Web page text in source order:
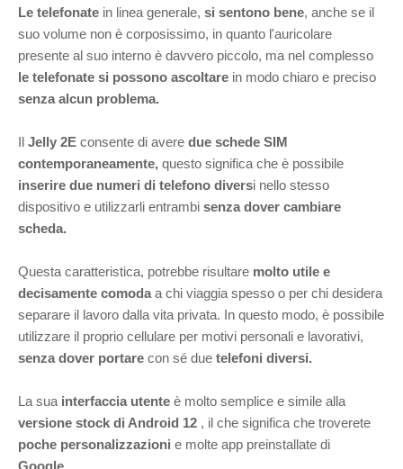
Le telefonate in linea generale, si sentono bene, anche se il
suo volume non è corposissimo, in quanto l'auricolare
presente al suo interno è davvero piccolo, ma nel complesso
le telefonate si possono ascoltare in modo chiaro e preciso
senza alcun problema.
Il Jelly 2E consente di avere due schede SIM
contemporaneamente, questo significa che è possibile
inserire due numeri di telefono diversi nello stesso
dispositivo e utilizzarli entrambi senza dover cambiare
scheda.
Questa caratteristica, potrebbe risultare molto utile e
decisamente comoda a chi viaggia spesso o per chi desidera
separare il lavoro dalla vita privata. In questo modo, è possibile
utilizzare il proprio cellulare per motivi personali e lavorativi,
senza dover portare con sé due telefoni diversi.
La sua interfaccia utente è molto semplice e simile alla
versione stock di Android 12 , il che significa che troverete
poche personalizzazioni e molte app preinstallate di
Google.